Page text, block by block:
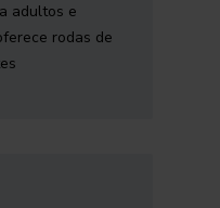
adultos e
rodas de